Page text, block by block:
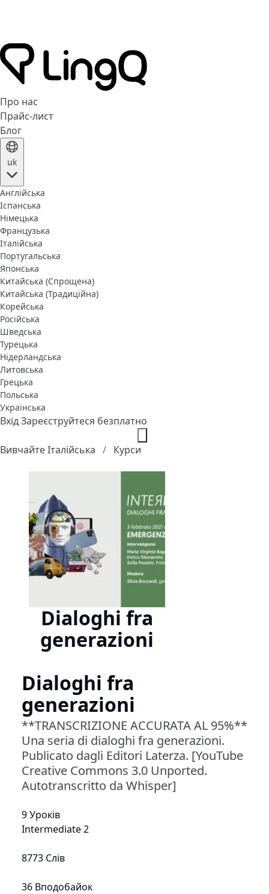
Про нас
Прайс-лист
Блог
uk
Англійська
Іспанська
Німецька
Французька
Італійська
Португальська
Японська
Китайська (Спрощена)
Китайська (Традиційна)
Корейська
Російська
Шведська
Турецька
Нідерландська
Литовська
Грецька
Польська
Українська
ВхідЗареєструйтеся безплатно
Вивчайте Італійська Курси
Dialoghi fra
generazioni
Dialoghi fra
generazioni
**TRANSCRIZIONE ACCURATA AL 95%**
Una seria di dialoghi fra generazioni.
Publicato dagli Editori Laterza. [YouTube
Creative Commons 3.0 Unported.
Autotranscritto da Whisper]
9 Уроків
Intermediate 2
8773 Слів
36 Вподобайок